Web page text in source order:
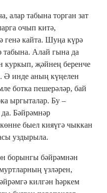
алар табына торган зат
очып китә,
генә кайта. Шуңа күрә
табына. Алай гына да
куркып, җәйнең беренче
Ә инде аның күңелен
ботка пешерәләр, бай
ыргыталар. Бу –
Бәйрәмнәр
быел кияүгә чыккан
уздырыла.
борынгы бәйрәмнән
үзләрен,
килгән һәркем